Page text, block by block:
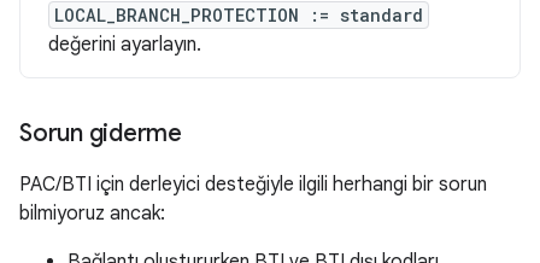
LOCAL_BRANCH_PROTECTION := standard
değerini ayarlayın.
Sorun giderme
PAC/BTI için derleyici desteğiyle ilgili herhangi bir sorun
bilmiyoruz ancak: